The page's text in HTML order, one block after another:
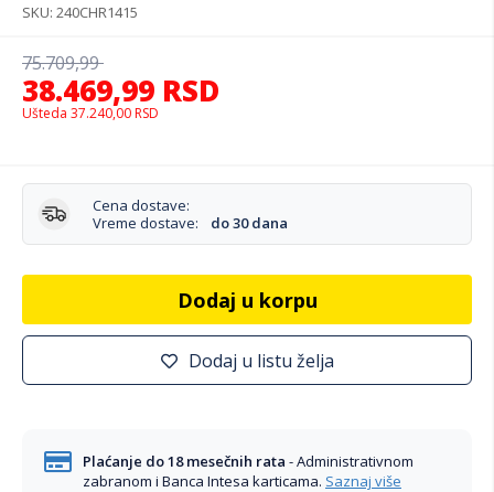
SKU 240CHR1415
38.469,99 RSD
75.709,99
Ušteda 37.240,00 RSD
Cena dostave:
Vreme dostave:
do 30 dana
Dodaj u korpu
Dodaj u listu želja
Plaćanje do 18 mesečnih rata - Administrativnom
zabranom i Banca Intesa karticama. Saznaj više